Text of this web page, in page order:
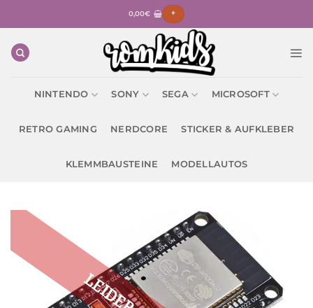
0,00€ +
NINTENDO SONY SEGA MICROSOFT
RETRO GAMING NERDCORE STICKER & AUFKLEBER
KLEMMBAUSTEINE MODELLAUTOS